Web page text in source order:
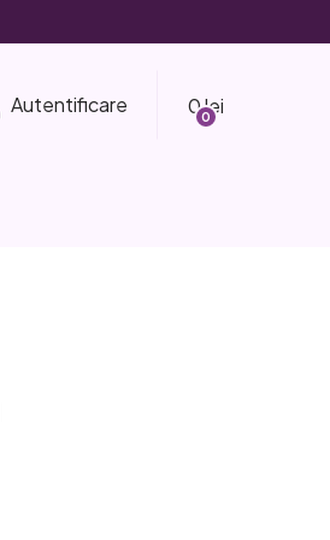
Autentificare
Coş
de